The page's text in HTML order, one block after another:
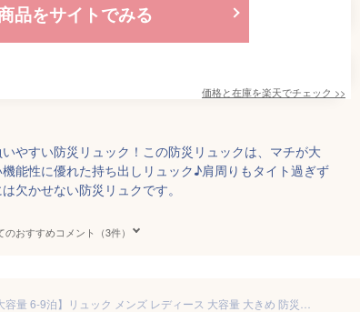
品をサイトでみる
価格と在庫を楽天でチェック >>
やすい防災リュック！この防災リュックは、マチが大
能性に優れた持ち出しリュック♪肩周りもタイト過ぎず
欠かせない防災リュクです。
のおすすめコメント（3件）